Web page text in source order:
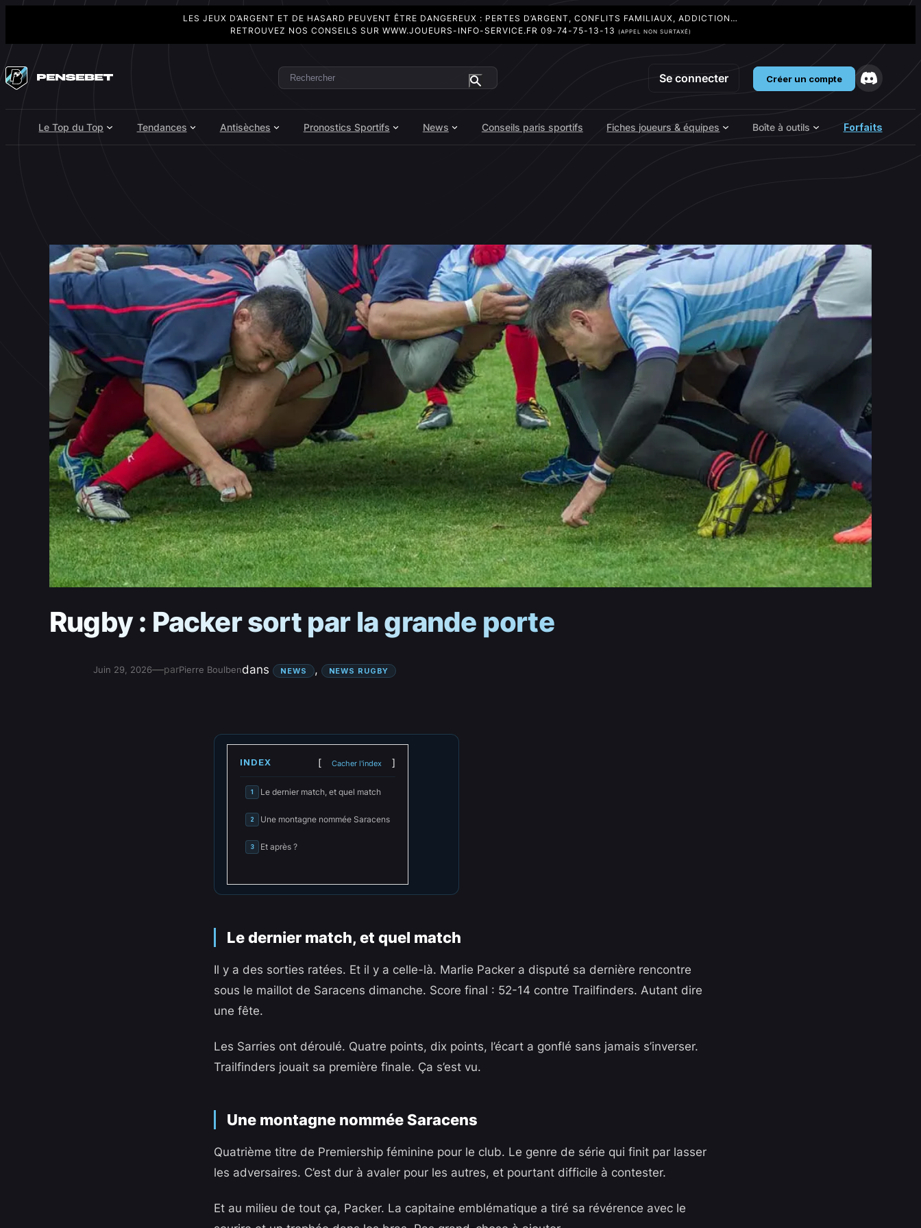
LES JEUX D’ARGENT ET DE HASARD PEUVENT ÊTRE DANGEREUX : PERTES D’ARGENT, CONFLITS FAMILIAUX, ADDICTION…
RETROUVEZ NOS CONSEILS SUR WWW.JOUEURS-INFO-SERVICE.FR 09-74-75-13-13 (APPEL NON SURTAXÉ)
au
contenu
Rechercher Se connecter Créer un compte
Le Top du Top Tendances Antisèches Pronostics Sportifs News Conseils paris sportifs Fiches joueurs & équipes Boîte à outils Forfaits
Rugby : Packer sort par la grande porte
Juin 29, 2026—parPierre Boulbendans NEWS , NEWS RUGBY
INDEX Cacher l'index
1 Le dernier match, et quel match
2 Une montagne nommée Saracens
3 Et après ?
Le dernier match, et quel match
Il y a des sorties ratées. Et il y a celle-là. Marlie Packer a disputé sa dernière rencontre
sous le maillot de Saracens dimanche. Score final : 52-14 contre Trailfinders. Autant dire
une fête.
Les Sarries ont déroulé. Quatre points, dix points, l’écart a gonflé sans jamais s’inverser.
Trailfinders jouait sa première finale. Ça s’est vu.
Une montagne nommée Saracens
Quatrième titre de Premiership féminine pour le club. Le genre de série qui finit par lasser
les adversaires. C’est dur à avaler pour les autres, et pourtant difficile à contester.
Et au milieu de tout ça, Packer. La capitaine emblématique a tiré sa révérence avec le